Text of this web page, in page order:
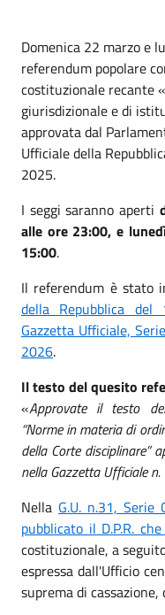
Domenica 22 marzo e
referendum popolare
costituzionale recante
giurisdizionale e di
approvata dal
Ufficiale della
2025.
I seggi saranno aperti
alle ore 23:00, e
15:00.
Il referendum è stato
della Repubblica
Gazzetta Ufficiale,
2026.
Il testo del quesito
«Approvate il testo
“Norme in materia di
della Corte disciplinare”
nella Gazzetta Ufficiale
Nella G.U. n.31,
pubblicato il D.P.R.
costituzionale, a
espressa dall'Ufficio
suprema di